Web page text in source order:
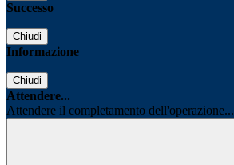
Successo
Chiudi
Informazione
Chiudi
Attendere...
Attendere il completamento dell'operazione...